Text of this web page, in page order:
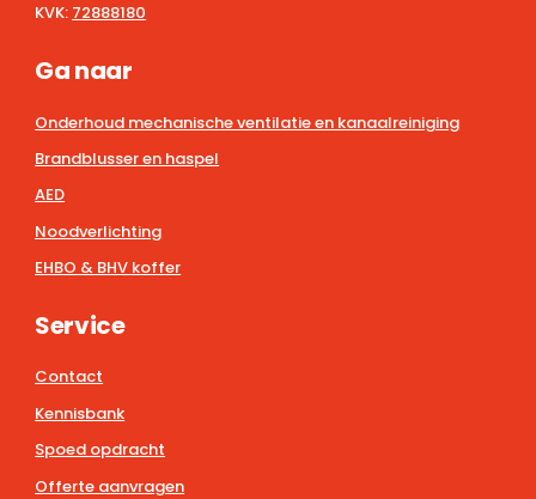
KVK: 72888180
Ga naar
Onderhoud mechanische ventilatie en kanaalreiniging
Brandblusser en haspel
AED
Noodverlichting
EHBO & BHV koffer
Service
Contact
Kennisbank
Spoed opdracht
Offerte aanvragen